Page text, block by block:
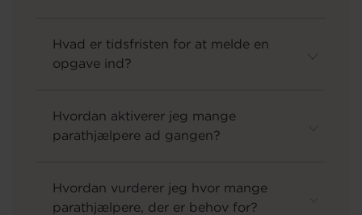
Hvad er tidsfristen for at melde en
opgave ind?
Hvordan aktiverer jeg mange
parathjælpere ad gangen?
Hvordan vurderer jeg hvor mange
parathjælpere, der er behov for?